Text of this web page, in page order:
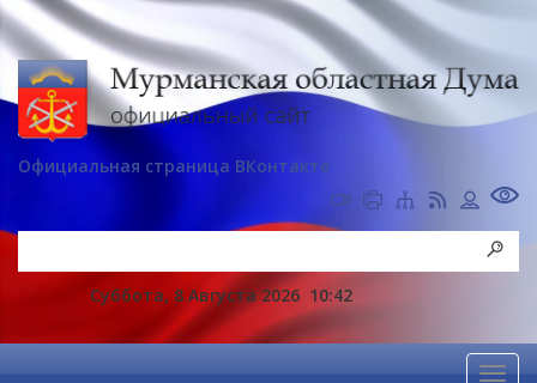
Официальная страница ВКонтакте
Суббота, 8 Августа 2026 10:42